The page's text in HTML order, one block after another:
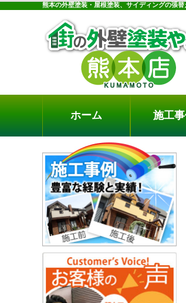
熊本の外壁塗装・屋根塗装、サイディングの張
ホーム 施工事